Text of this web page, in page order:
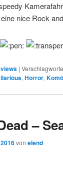
nice Rock
|
, Horror,
–
von elend